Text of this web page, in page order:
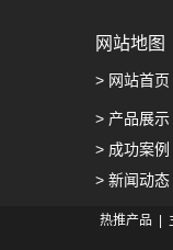
网站地图
> 网站首页
> 产品展示
> 成功案例
> 新闻动态
热推产品 |